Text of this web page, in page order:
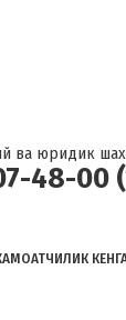
ва юридик
48-00